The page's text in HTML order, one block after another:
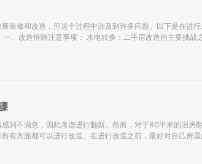
装修和改造，但这个过程中涉及到许多问题。以下是在进
到不满意，因此考虑进行翻新。然而，对于80平米的旧房
有方面都可以进行改造。在进行改造之前，最好对自己房